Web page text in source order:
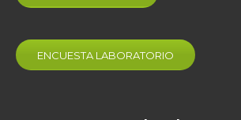
ENCUESTA LABORATORIO